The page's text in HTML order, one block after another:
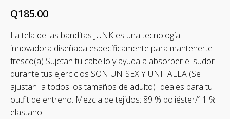
Q185.00
La tela de las banditas JUNK es una tecnología
innovadora diseñada específicamente para mantenerte
fresco(a) Sujetan tu cabello y ayuda a absorber el sudor
durante tus ejercicios SON UNISEX Y UNITALLA (Se
ajustan a todos los tamaños de adulto) Ideales para tu
outfit de entreno. Mezcla de tejidos: 89 % poliéster/11 %
elastano